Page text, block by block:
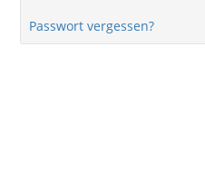
Passwort vergessen?